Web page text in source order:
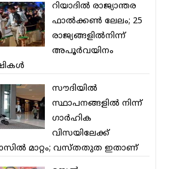
റിയാദില്‍ രാജ്യാന്തര
ഫാല്‍ക്കണ്‍ ലേലം; 25
രാജ്യങ്ങളില്‍നിന്ന്
അപൂര്‍വയിനം
സൗദിയില്‍
സ്ഥാപനങ്ങളില്‍ നിന്ന്
ഗാര്‍ഹിക
വിസയിലേക്ക്
മാറ്റം; വസ്തതുത ഇതാണ്